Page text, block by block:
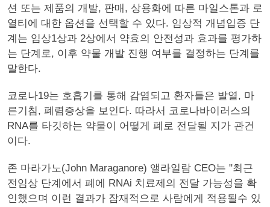
션 또는 제품의 개발, 판매, 상용화에 따른 마일스톤과 로
열티에 대한 옵션을 선택할 수 있다. 임상적 개념입증 단
계는 임상1상과 2상에서 약효의 안전성과 효과를 평가하
는 단계로, 이후 약물 개발 진행 여부를 결정하는 단계를
말한다.
코로나19는 호흡기를 통해 감염되고 환자들은 발열, 마
른기침, 폐렴증상을 보인다. 따라서 코로나바이러스의
RNA를 타깃하는 약물이 어떻게 폐로 전달될 지가 관건
이다.
존 마라가노(John Maraganore) 앨라일람 CEO는 "최근
전임상 단계에서 폐에 RNAi 치료제의 전달 가능성을 확
인했으며 이런 결과가 잠재적으로 사람에게 적용될수 있